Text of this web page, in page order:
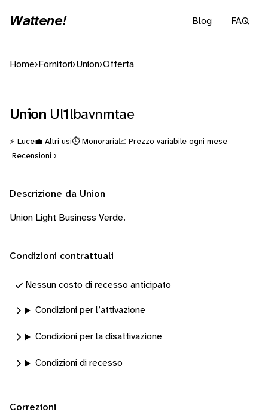
Wattene! Blog FAQ
Home› Fornitori›Union›Offerta
Union Ul1lbavnmtae
⚡ Luce💼 Altri usi⏱️ Monoraria📈 Prezzo variabile ogni mese
Recensioni ›
Descrizione da Union
Union Light Business Verde.
Condizioni contrattuali
Nessun costo di recesso anticipato
Condizioni per l’attivazione
Condizioni per la disattivazione
Condizioni di recesso
Correzioni